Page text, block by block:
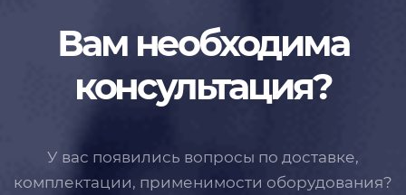
Вам необходима
консультация?
У вас появились вопросы по доставке,
комплектации, применимости оборудования?